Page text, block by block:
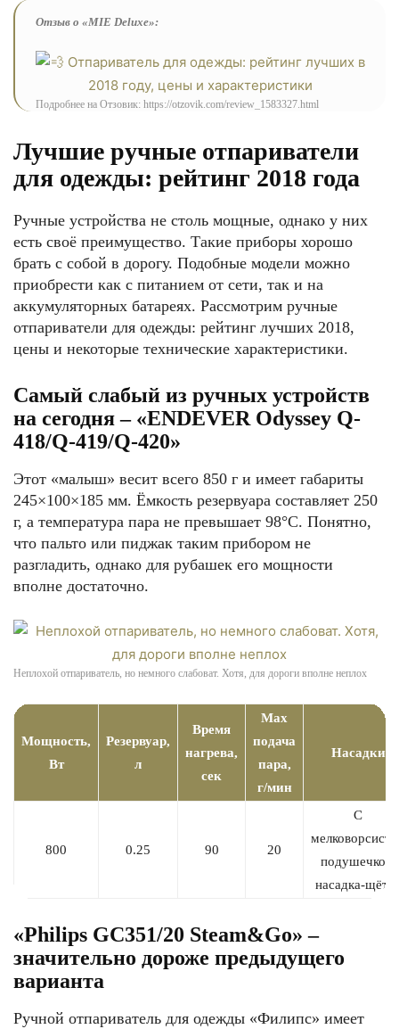
Отзыв о «MIE Deluxe»:
Подробнее на Отзовик: https://otzovik.com/review_1583327.html
Лучшие ручные отпариватели
для одежды: рейтинг 2018 года
Ручные устройства не столь мощные, однако у них
есть своё преимущество. Такие приборы хорошо
брать с собой в дорогу. Подобные модели можно
приобрести как с питанием от сети, так и на
аккумуляторных батареях. Рассмотрим ручные
отпариватели для одежды: рейтинг лучших 2018,
цены и некоторые технические характеристики.
Самый слабый из ручных устройств
на сегодня – «ENDEVER Odyssey Q-
418/Q-419/Q-420»
Этот «малыш» весит всего 850 г и имеет габариты
245×100×185 мм. Ёмкость резервуара составляет 250
г, а температура пара не превышает 98°С. Понятно,
что пальто или пиджак таким прибором не
разгладить, однако для рубашек его мощности
вполне достаточно.
Неплохой отпариватель, но немного слабоват. Хотя, для дороги вполне неплох
Мощность,
Вт
Резервуар,
л
Время
нагрева,
сек
Max
подача
пара,
г/мин
Насадки
800 0.25 90 20
C
подушечкой,
насадка-
«Philips GC351/20 Steam&Go» –
значительно дороже предыдущего
варианта
Ручной отпариватель для одежды «Филипс» имеет